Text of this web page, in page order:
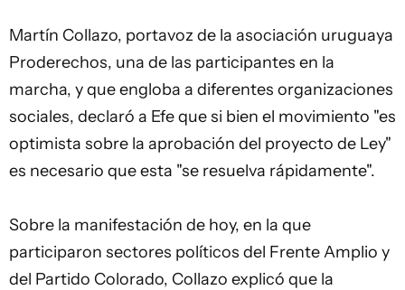
Martín Collazo, portavoz de la asociación uruguaya
Proderechos, una de las participantes en la
marcha, y que engloba a diferentes organizaciones
sociales, declaró a Efe que si bien el movimiento "es
optimista sobre la aprobación del proyecto de Ley"
es necesario que esta "se resuelva rápidamente".
Sobre la manifestación de hoy, en la que
participaron sectores políticos del Frente Amplio y
del Partido Colorado, Collazo explicó que la